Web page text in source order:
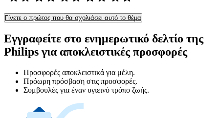
Γίνετε ο πρώτος που θα σχολιάσει αυτό το θέμα
Εγγραφείτε στο ενημερωτικό δελτίο της
Philips για αποκλειστικές προσφορές
Προσφορές αποκλειστικά για μέλη.
Πρόωρη πρόσβαση στις προσφορές.
Συμβουλές για έναν υγιεινό τρόπο ζωής.